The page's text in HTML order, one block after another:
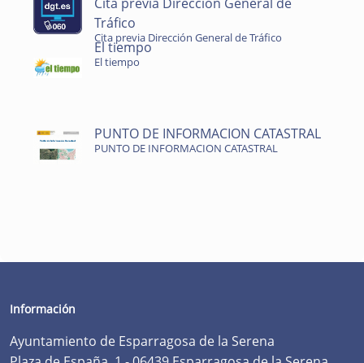
Cita previa Dirección General de
Tráfico
Cita previa Dirección General de Tráfico
El tiempo
El tiempo
PUNTO DE INFORMACION CATASTRAL
PUNTO DE INFORMACION CATASTRAL
Información
Ayuntamiento de Esparragosa de la Serena